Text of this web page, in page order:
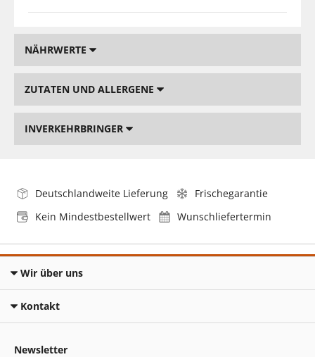
NÄHRWERTE
ZUTATEN UND ALLERGENE
INVERKEHRBRINGER
Deutschlandweite Lieferung
Frischegarantie
Kein Mindestbestellwert
Wunschliefertermin
Wir über uns
Kontakt
Newsletter